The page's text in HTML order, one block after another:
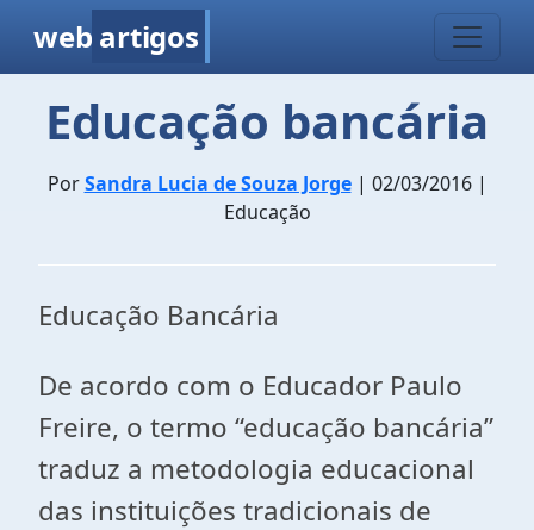
web artigos
Educação bancária
PorSandra Lucia de Souza Jorge| 02/03/2016 |
Educação
Educação Bancária
De acordo com o Educador Paulo
Freire, o termo “educação bancária”
traduz a metodologia educacional
das instituições tradicionais de